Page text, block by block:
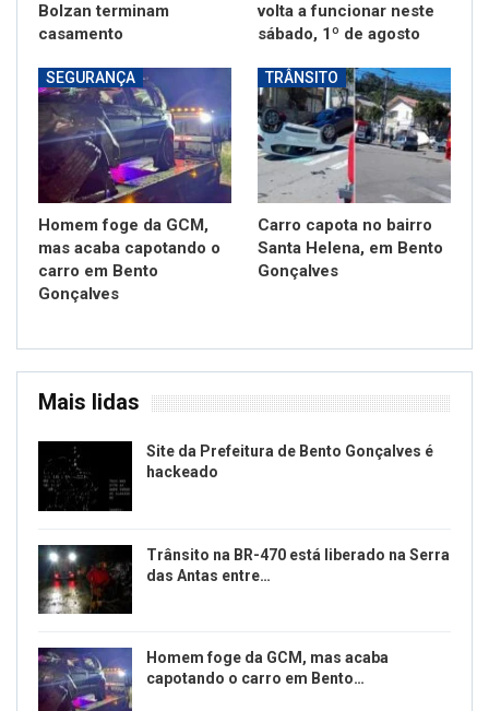
Bolzan terminam
casamento
volta a funcionar neste
sábado, 1º de agosto
SEGURANÇA
Homem foge da GCM,
mas acaba capotando o
carro em Bento
Gonçalves
TRÂNSITO
Carro capota no bairro
Santa Helena, em Bento
Gonçalves
Mais lidas
Site da Prefeitura de Bento Gonçalves é
hackeado
Trânsito na BR-470 está liberado na Serra
das Antas entre…
Homem foge da GCM, mas acaba
capotando o carro em Bento…